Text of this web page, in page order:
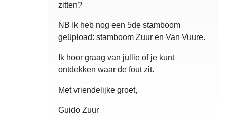
zitten?
NB Ik heb nog een 5de stamboom
geüpload: stamboom Zuur en Van Vuure.
Ik hoor graag van jullie of je kunt
ontdekken waar de fout zit.
Met vriendelijke groet,
Guido Zuur